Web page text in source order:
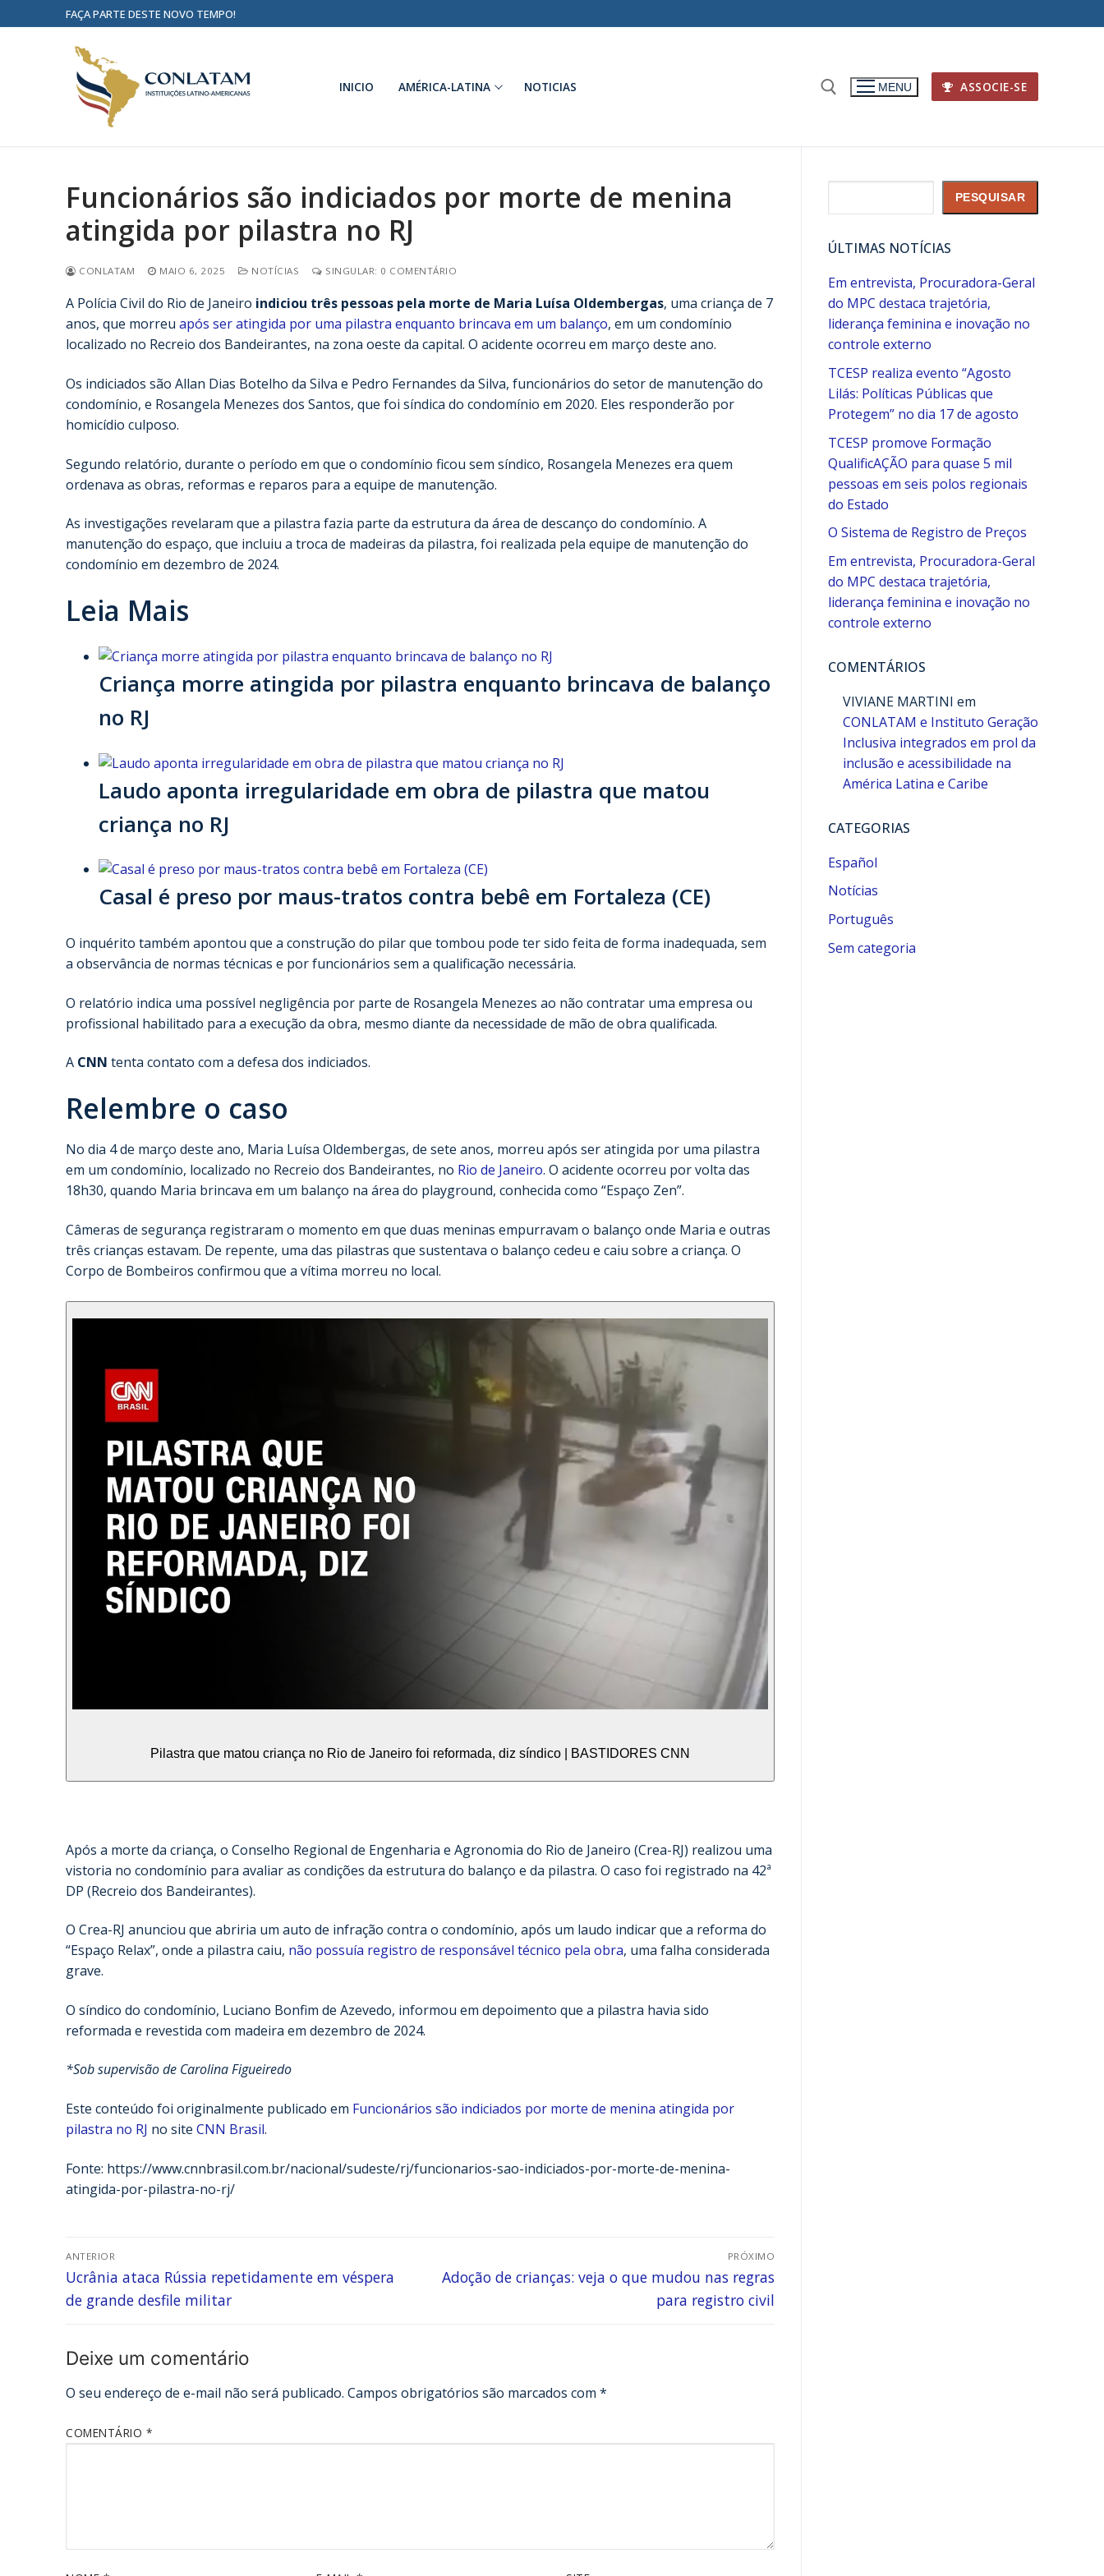
FAÇA PARTE DESTE NOVO TEMPO!
INICIO AMÉRICA-LATINA NOTICIAS MENU ASSOCIE-SE
Funcionários são indiciados por morte de menina
atingida por pilastra no RJ
CONLATAM MAIO 6, 2025 NOTÍCIAS SINGULAR: 0 COMENTÁRIO
A Polícia Civil do Rio de Janeiro indiciou três pessoas pela morte de Maria Luísa Oldembergas, uma criança de 7
anos, que morreu após ser atingida por uma pilastra enquanto brincava em um balanço, em um condomínio
localizado no Recreio dos Bandeirantes, na zona oeste da capital. O acidente ocorreu em março deste ano.
Os indiciados são Allan Dias Botelho da Silva e Pedro Fernandes da Silva, funcionários do setor de manutenção do
condomínio, e Rosangela Menezes dos Santos, que foi síndica do condomínio em 2020. Eles responderão por
homicídio culposo.
Segundo relatório, durante o período em que o condomínio ficou sem síndico, Rosangela Menezes era quem
ordenava as obras, reformas e reparos para a equipe de manutenção.
As investigações revelaram que a pilastra fazia parte da estrutura da área de descanço do condomínio. A
manutenção do espaço, que incluiu a troca de madeiras da pilastra, foi realizada pela equipe de manutenção do
condomínio em dezembro de 2024.
Leia Mais
Criança morre atingida por pilastra enquanto brincava de balanço
no RJ
Laudo aponta irregularidade em obra de pilastra que matou
criança no RJ
Casal é preso por maus-tratos contra bebê em Fortaleza (CE)
O inquérito também apontou que a construção do pilar que tombou pode ter sido feita de forma inadequada, sem
a observância de normas técnicas e por funcionários sem a qualificação necessária.
O relatório indica uma possível negligência por parte de Rosangela Menezes ao não contratar uma empresa ou
profissional habilitado para a execução da obra, mesmo diante da necessidade de mão de obra qualificada.
A CNN tenta contato com a defesa dos indiciados.
Relembre o caso
No dia 4 de março deste ano, Maria Luísa Oldembergas, de sete anos, morreu após ser atingida por uma pilastra
em um condomínio, localizado no Recreio dos Bandeirantes, no Rio de Janeiro. O acidente ocorreu por volta das
18h30, quando Maria brincava em um balanço na área do playground, conhecida como “Espaço Zen”.
Câmeras de segurança registraram o momento em que duas meninas empurravam o balanço onde Maria e outras
três crianças estavam. De repente, uma das pilastras que sustentava o balanço cedeu e caiu sobre a criança. O
Corpo de Bombeiros confirmou que a vítima morreu no local.
Pilastra que matou criança no Rio de Janeiro foi reformada, diz síndico | BASTIDORES CNN
Após a morte da criança, o Conselho Regional de Engenharia e Agronomia do Rio de Janeiro (Crea-RJ) realizou uma
vistoria no condomínio para avaliar as condições da estrutura do balanço e da pilastra. O caso foi registrado na 42ª
DP (Recreio dos Bandeirantes).
O Crea-RJ anunciou que abriria um auto de infração contra o condomínio, após um laudo indicar que a reforma do
“Espaço Relax”, onde a pilastra caiu, não possuía registro de responsável técnico pela obra, uma falha considerada
grave.
O síndico do condomínio, Luciano Bonfim de Azevedo, informou em depoimento que a pilastra havia sido
reformada e revestida com madeira em dezembro de 2024.
*Sob supervisão de Carolina Figueiredo
Este conteúdo foi originalmente publicado em Funcionários são indiciados por morte de menina atingida por
pilastra no RJ no site CNN Brasil.
Fonte: https://www.cnnbrasil.com.br/nacional/sudeste/rj/funcionarios-sao-indiciados-por-morte-de-menina-
atingida-por-pilastra-no-rj/
ANTERIOR
Ucrânia ataca Rússia repetidamente em véspera
de grande desfile militar
PRÓXIMO
Adoção de crianças: veja o que mudou nas regras
para registro civil
Deixe um comentário
O seu endereço de e-mail não será publicado. Campos obrigatórios são marcados com *
COMENTÁRIO *
PESQUISAR
ÚLTIMAS NOTÍCIAS
Em entrevista, Procuradora-Geral
do MPC destaca trajetória,
liderança feminina e inovação no
controle externo
TCESP realiza evento “Agosto
Lilás: Políticas Públicas que
Protegem” no dia 17 de agosto
TCESP promove Formação
QualificAÇÃO para quase 5 mil
pessoas em seis polos regionais
do Estado
O Sistema de Registro de Preços
Em entrevista, Procuradora-Geral
do MPC destaca trajetória,
liderança feminina e inovação no
controle externo
COMENTÁRIOS
VIVIANE MARTINI em
CONLATAM e Instituto Geração
Inclusiva integrados em prol da
inclusão e acessibilidade na
América Latina e Caribe
CATEGORIAS
Español
Notícias
Português
Sem categoria